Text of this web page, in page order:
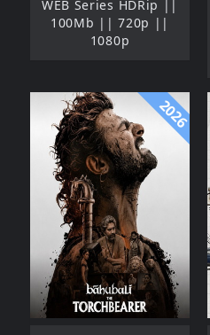
WEB Series HDRip ||
100Mb || 720p ||
1080p
2026